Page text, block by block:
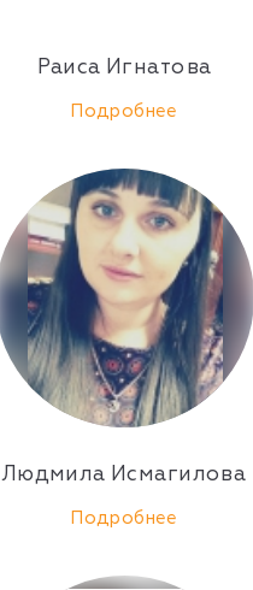
Раиса Игнатова
Подробнее
Людмила Исмагилова
Подробнее